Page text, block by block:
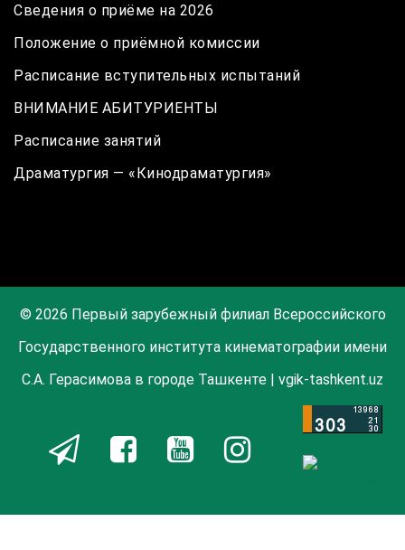
Сведения о приёме на 2026
Положение о приёмной комиссии
Расписание вступительных испытаний
ВНИМАНИЕ АБИТУРИЕНТЫ
Расписание занятий
Драматургия — «Кинодраматургия»
© 2026 Первый зарубежный филиал Всероссийского
Государственного института кинематографии имени
С.А. Герасимова в городе Ташкенте | vgik-tashkent.uz